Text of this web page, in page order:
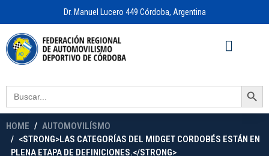
Dr. Manuel Lucero 449 Córdoba, Argentina
Search
for:
Search Button
HOME
AUTOMOVILÍSMO
<STRONG>LAS CATEGORÍAS DEL MIDGET CORDOBÉS ESTÁN EN
PLENA ETAPA DE DEFINICIONES.</STRONG>